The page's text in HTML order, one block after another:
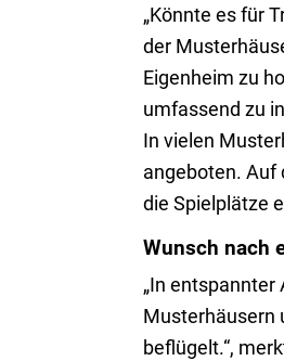
„Könnte es für
der
Eigenheim zu
umfassend zu
In vielen
angeboten. Auf
die Spielplätze
Wunsch nach
„In entspannter
Musterhäusern
beflügelt.“,